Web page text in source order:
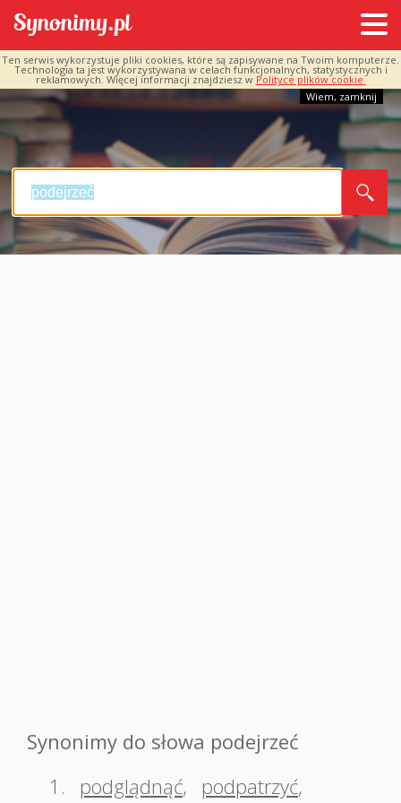
Ten serwis wykorzystuje pliki cookies, które są zapisywane na Twoim komputerze.
Technologia ta jest wykorzystywana w celach funkcjonalnych, statystycznych i
reklamowych. Więcej informacji znajdziesz w Polityce plików cookie.
Wiem, zamknij
Synonimy do słowa podejrzeć
1.
podglądnąć, podpatrzyć,